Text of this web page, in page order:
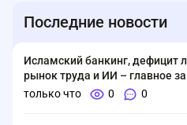
Последние новости
Исламский банкинг, дефицит
рынок труда и ИИ – главное
только что
0 0